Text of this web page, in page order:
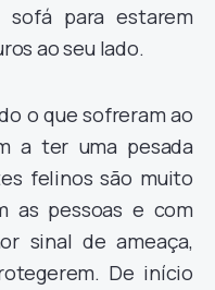
para estarem
ao seu lado.
o que sofreram ao
a ter uma pesada
felinos são muito
as pessoas e com
sinal de ameaça,
De início